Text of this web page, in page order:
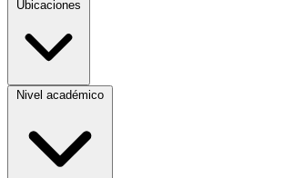
Ubicaciones
Nivel académico